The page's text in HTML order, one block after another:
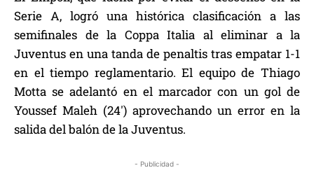
Serie A, logró una histórica clasificación a las
semifinales de la Coppa Italia al eliminar a la
Juventus en una tanda de penaltis tras empatar 1-1
en el tiempo reglamentario. El equipo de Thiago
Motta se adelantó en el marcador con un gol de
Youssef Maleh (24′) aprovechando un error en la
salida del balón de la Juventus.
- Publicidad -